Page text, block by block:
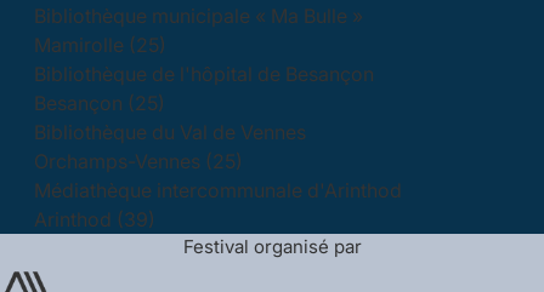
Bibliothèque municipale « Ma Bulle »
Mamirolle (25)
Bibliothèque de l'hôpital de Besançon
Besançon (25)
Bibliothèque du Val de Vennes
Orchamps-Vennes (25)
Médiathèque intercommunale d'Arinthod
Arinthod (39)
Festival organisé par